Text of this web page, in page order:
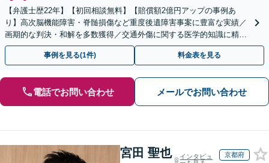
【弁護士歴22年】【初回相談無料】【賠償額2億円アップの事例あ
り】高次脳機能障害・脊髄損傷など重度後遺障害事案に豊富な実績／
画期的な判決・和解を多数獲得／交通外傷に関する医学的知識に精通
／セカンドオピニオン対応可【土日祝・夜間対応可】
事例を見る(1件) 料金表を見る
電話でお問い合わせ メールでお問い合わせ
宮田 聖也
インタビュ
京都府